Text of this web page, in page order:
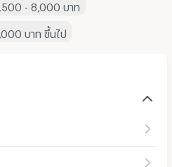
- 8,000 บาท
บาท ขึ้นไป